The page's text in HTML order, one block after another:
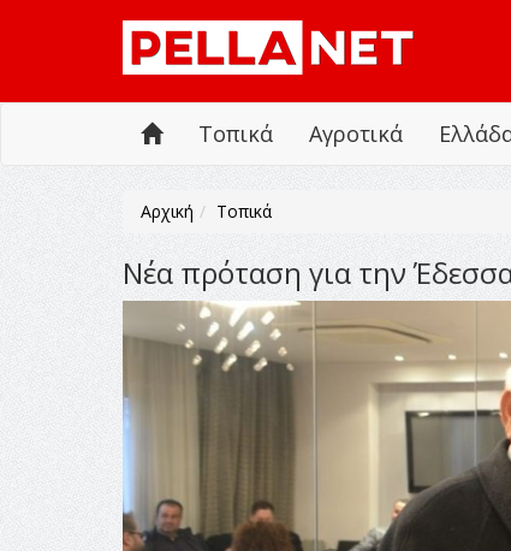
Τοπικά Αγροτικά
Αρχική Τοπικά
Νέα πρόταση για την